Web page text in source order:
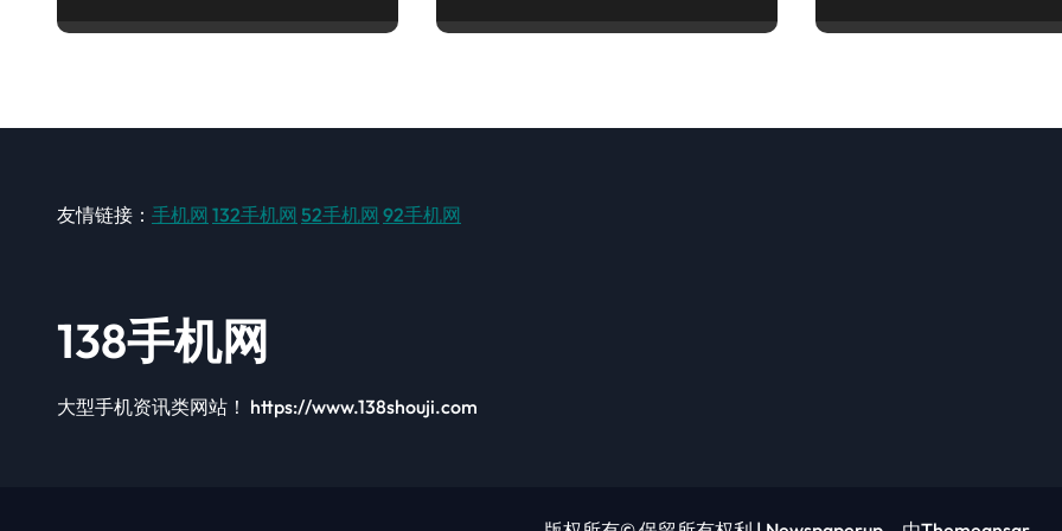
友情链接： 手机网 132手机网 52手机网 92手机网
138手机网
大型手机资讯类网站！ https://www.138shouji.com